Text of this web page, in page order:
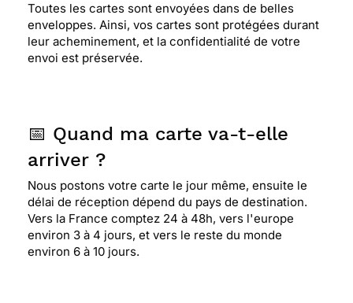
Toutes les cartes sont envoyées dans de belles
enveloppes. Ainsi, vos cartes sont protégées durant
leur acheminement, et la confidentialité de votre
envoi est préservée.
📅 Quand ma carte va-t-elle
arriver ?
Nous postons votre carte le jour même, ensuite le
délai de réception dépend du pays de destination.
Vers la France comptez 24 à 48h, vers l'europe
environ 3 à 4 jours, et vers le reste du monde
environ 6 à 10 jours.